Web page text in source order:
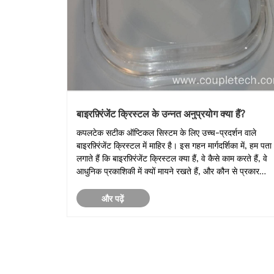
बाइरफ़्रिंजेंट क्रिस्टल के उन्नत अनुप्रयोग क्या हैं?
कपलटेक सटीक ऑप्टिकल सिस्टम के लिए उच्च-प्रदर्शन वाले
बाइरफ़्रिंजेंट क्रिस्टल में माहिर है। इस गहन मार्गदर्शिका में, हम पता
लगाते हैं कि बाइरफ़्रिंजेंट क्रिस्टल क्या हैं, वे कैसे काम करते हैं, वे
आधुनिक प्रकाशिकी में क्यों मायने रखते हैं, और कौन से प्रकार
और पढ़ें